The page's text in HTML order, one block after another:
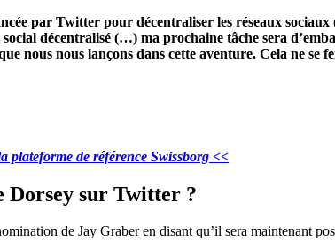
par Twitter pour décentraliser les réseaux
décentralisé (…) ma prochaine tâche sera
nous nous lançons dans cette aventure. Cela ne se
plateforme de référence Swissborg <<
Dorsey sur Twitter ?
de Jay Graber en disant qu’il sera maintenant